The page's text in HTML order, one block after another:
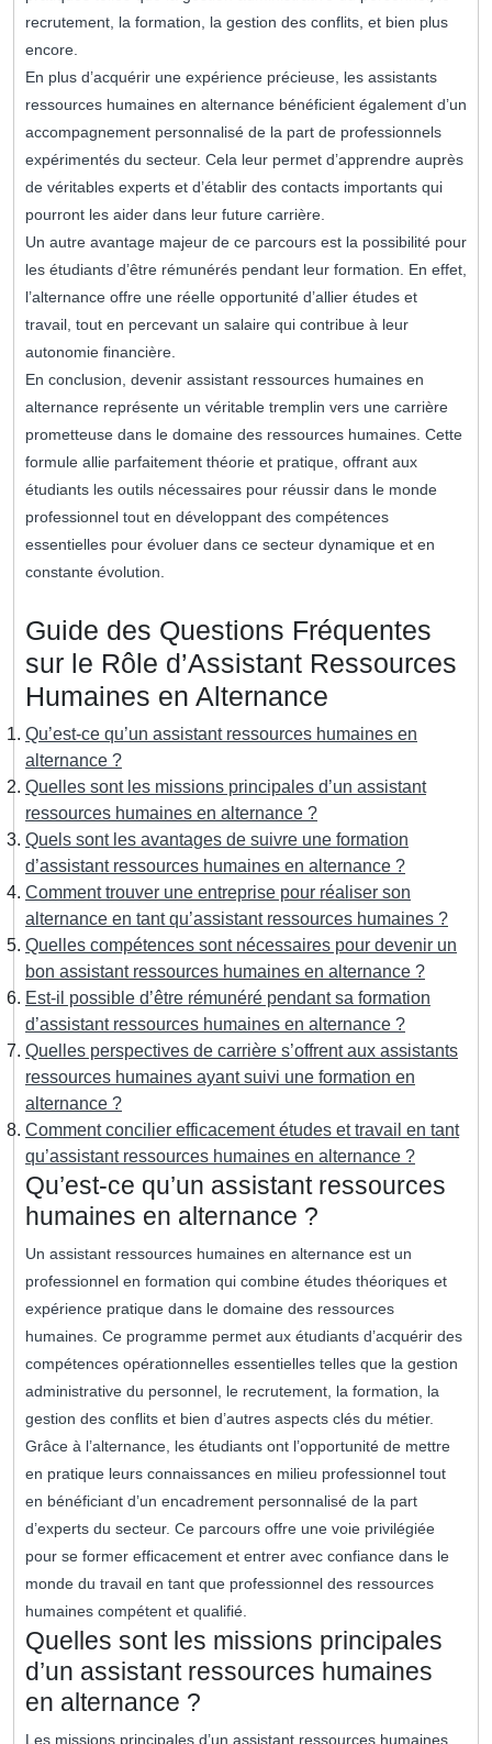
recrutement, la formation, la gestion des conflits, et bien plus
encore.
En plus d’acquérir une expérience précieuse, les assistants
ressources humaines en alternance bénéficient également d’un
accompagnement personnalisé de la part de professionnels
expérimentés du secteur. Cela leur permet d’apprendre auprès
de véritables experts et d’établir des contacts importants qui
pourront les aider dans leur future carrière.
Un autre avantage majeur de ce parcours est la possibilité pour
les étudiants d’être rémunérés pendant leur formation. En effet,
l’alternance offre une réelle opportunité d’allier études et
travail, tout en percevant un salaire qui contribue à leur
autonomie financière.
En conclusion, devenir assistant ressources humaines en
alternance représente un véritable tremplin vers une carrière
prometteuse dans le domaine des ressources humaines. Cette
formule allie parfaitement théorie et pratique, offrant aux
étudiants les outils nécessaires pour réussir dans le monde
professionnel tout en développant des compétences
essentielles pour évoluer dans ce secteur dynamique et en
constante évolution.
Guide des Questions Fréquentes
sur le Rôle d’Assistant Ressources
Humaines en Alternance
Qu’est-ce qu’un assistant ressources humaines en
alternance ?
Quelles sont les missions principales d’un assistant
ressources humaines en alternance ?
Quels sont les avantages de suivre une formation
d’assistant ressources humaines en alternance ?
Comment trouver une entreprise pour réaliser son
alternance en tant qu’assistant ressources humaines ?
Quelles compétences sont nécessaires pour devenir un
bon assistant ressources humaines en alternance ?
Est-il possible d’être rémunéré pendant sa formation
d’assistant ressources humaines en alternance ?
Quelles perspectives de carrière s’offrent aux assistants
ressources humaines ayant suivi une formation en
alternance ?
Comment concilier efficacement études et travail en tant
qu’assistant ressources humaines en alternance ?
Qu’est-ce qu’un assistant ressources
humaines en alternance ?
Un assistant ressources humaines en alternance est un
professionnel en formation qui combine études théoriques et
expérience pratique dans le domaine des ressources
humaines. Ce programme permet aux étudiants d’acquérir des
compétences opérationnelles essentielles telles que la gestion
administrative du personnel, le recrutement, la formation, la
gestion des conflits et bien d’autres aspects clés du métier.
Grâce à l’alternance, les étudiants ont l’opportunité de mettre
en pratique leurs connaissances en milieu professionnel tout
en bénéficiant d’un encadrement personnalisé de la part
d’experts du secteur. Ce parcours offre une voie privilégiée
pour se former efficacement et entrer avec confiance dans le
monde du travail en tant que professionnel des ressources
humaines compétent et qualifié.
Quelles sont les missions principales
d’un assistant ressources humaines
en alternance ?
Les missions principales d’un assistant ressources humaines